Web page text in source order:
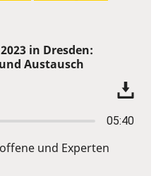
in Dresden:
Austausch
05:40
und Experten